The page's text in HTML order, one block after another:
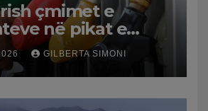
çmimet e
në pikat e
në Lushnjë.
në Lindjen e
naftën
në vend
GILBERTA SIMONI